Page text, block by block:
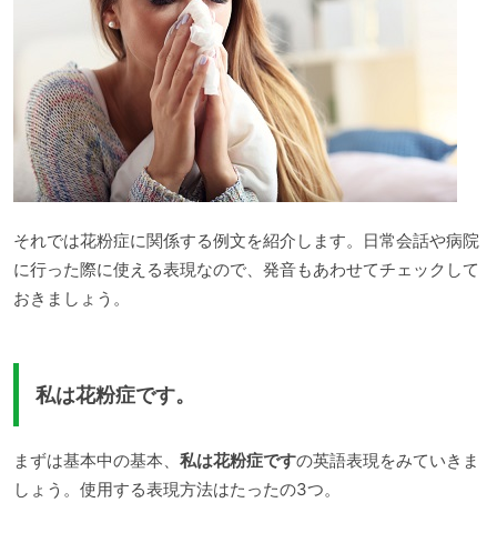
それでは花粉症に関係する例文を紹介します。日常会話や病院
に行った際に使える表現なので、発音もあわせてチェックして
おきましょう。
私は花粉症です。
まずは基本中の基本、 私は花粉症ですの英語表現をみていきま
しょう。使用する表現方法はたったの3つ。